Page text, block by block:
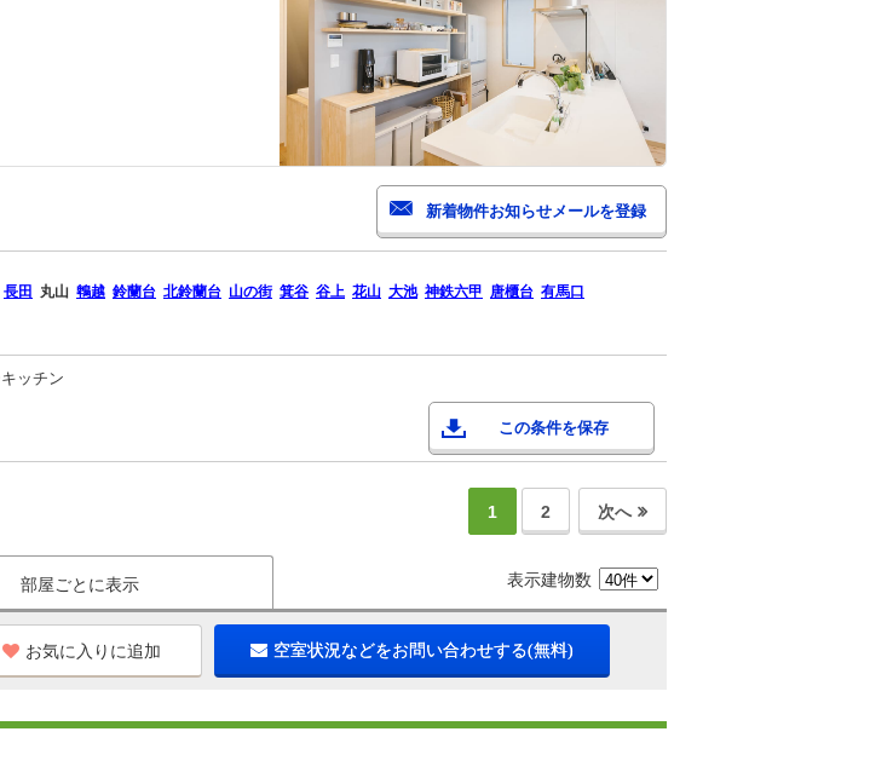
長田 丸山 鵯越 鈴蘭台 北鈴蘭台 山の街 箕谷 谷上 花山 大池 神鉄六甲 唐櫃台 有馬口
ッチン
この条件を保存
1 2 次へ
部屋ごとに表示 表示建物数
お気に入りに追加 空室状況などをお問い合わせする(無料)